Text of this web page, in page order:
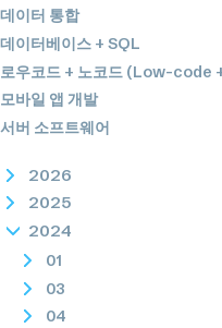
데이터 통합
데이터베이스 + SQL
로우코드 + 노코드 (Low-code
모바일 앱 개발
서버 소프트웨어
2026
2025
2024
01
03
04